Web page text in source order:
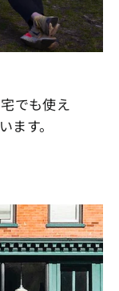
でも使え
す。